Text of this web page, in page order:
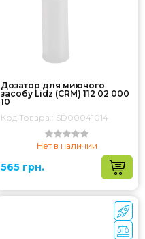
Дозатор для миючого
засобу Lidz (CRM) 112 02 000
10
Код Товара:: SD00041014
Нет в наличии
565 грн.